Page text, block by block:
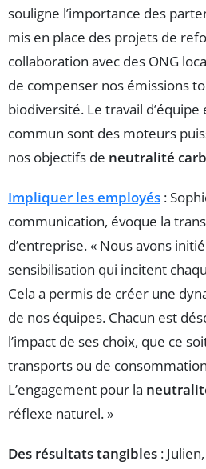
souligne l’importance des
mis en place des projets de
collaboration avec des ONG
de compenser nos émissions
biodiversité. Le travail d’équipe
commun sont des moteurs
nos objectifs de neutralité
Impliquer les employés :
communication, évoque la
d’entreprise. « Nous avons
sensibilisation qui incitent
Cela a permis de créer une
de nos équipes. Chacun est
l’impact de ses choix, que ce
transports ou de
L’engagement pour la
réflexe naturel. »
Des résultats tangibles :